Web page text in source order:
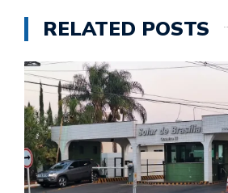
RELATED POSTS